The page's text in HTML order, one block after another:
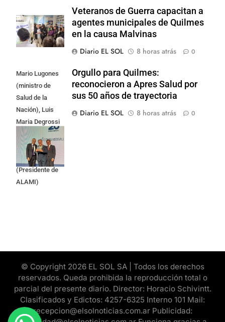
Veteranos de Guerra capacitan a
agentes municipales de Quilmes
en la causa Malvinas
Diario EL SOL
8 horas atrás 0
Mario Lugones
(ministro de
Salud de la
Nación), Luis
Maria Degrossi
(Presidente de
Apres Salud) y
Cristian Mazza
(Presidente de
ALAMI)
Orgullo para Quilmes:
reconocieron a Apres Salud por
sus 50 años de trayectoria
Diario EL SOL
8 horas atrás 0
© Copyright 2026 EL SOL SA | Todos los derechos
reservados. Queda prohibida la reproducción total o
parcial del presente diario. Director: Horacio Schivintt.
Clasificados y Edictos: 4257-6325 Interno 101 Mail:
recepcion@elsolnoticias.com.ar Publicidad: